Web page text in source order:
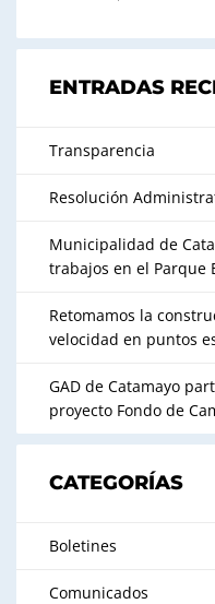
ENTRADAS
Transparencia
Resolución
Municipalidad de
trabajos en el Parque
Retomamos la
velocidad en puntos
GAD de Catamayo
proyecto Fondo de
CATEGORÍAS
Boletines
Comunicados